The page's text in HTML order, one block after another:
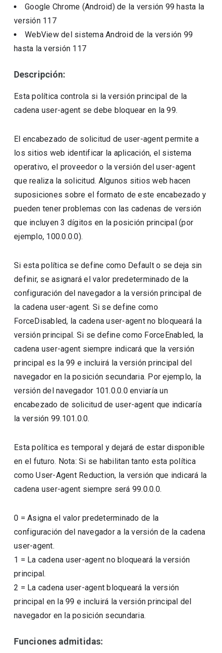
Google Chrome (Android)de la versión 99hasta la
versión 117
WebView del sistema Androidde la versión 99
hasta la versión 117
Descripción:
Esta política controla si la versión principal de la
cadena user-agent se debe bloquear en la 99.
El encabezado de solicitud de user-agent permite a
los sitios web identificar la aplicación, el sistema
operativo, el proveedor o la versión del user-agent
que realiza la solicitud. Algunos sitios web hacen
suposiciones sobre el formato de este encabezado y
pueden tener problemas con las cadenas de versión
que incluyen 3 dígitos en la posición principal (por
ejemplo, 100.0.0.0).
Si esta política se define como Default o se deja sin
definir, se asignará el valor predeterminado de la
configuración del navegador a la versión principal de
la cadena user-agent. Si se define como
ForceDisabled, la cadena user-agent no bloqueará la
versión principal. Si se define como ForceEnabled, la
cadena user-agent siempre indicará que la versión
principal es la 99 e incluirá la versión principal del
navegador en la posición secundaria. Por ejemplo, la
versión del navegador 101.0.0.0 enviaría un
encabezado de solicitud de user-agent que indicaría
la versión 99.101.0.0.
Esta política es temporal y dejará de estar disponible
en el futuro. Nota: Si se habilitan tanto esta política
como User-Agent Reduction, la versión que indicará la
cadena user-agent siempre será 99.0.0.0.
0 =Asigna el valor predeterminado de la
configuración del navegador a la versión de la cadena
user-agent.
1 = La cadena user-agent no bloqueará la versión
principal.
2 = La cadena user-agent bloqueará la versión
principal en la 99 e incluirá la versión principal del
navegador en la posición secundaria.
Funciones admitidas: